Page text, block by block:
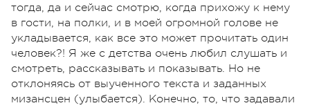
тогда, да и сейчас смотрю, когда прихожу к нему
в гости, на полки, и в моей огромной голове не
укладывается, как все это может прочитать один
человек?! Я же с детства очень любил слушать и
смотреть, рассказывать и показывать. Но не
отклоняясь от выученного текста и заданных
мизансцен (улыбается). Конечно, то, что задавали